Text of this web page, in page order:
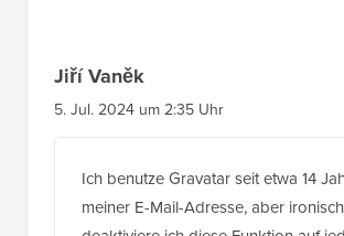
Jiří Vaněk
5. Jul. 2024 um 2:35 Uhr
Ich benutze Gravatar seit etwa 14
meiner E-Mail-Adresse, aber